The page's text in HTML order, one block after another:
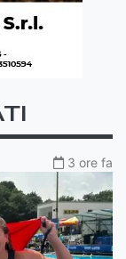
3 ore fa